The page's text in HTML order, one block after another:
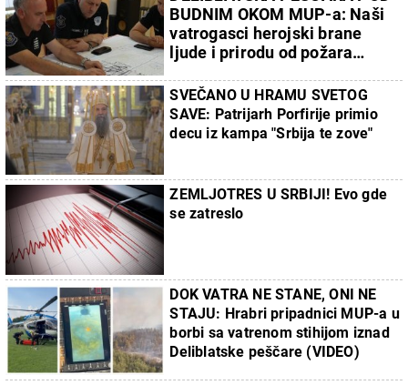
BUDNIM OKOM MUP-a: Naši
vatrogasci herojski brane
ljude i prirodu od požara
SVEČANO U HRAMU SVETOG
SAVE: Patrijarh Porfirije primio
decu iz kampa "Srbija te zove"
ZEMLJOTRES U SRBIJI! Evo gde
se zatreslo
DOK VATRA NE STANE, ONI NE
STAJU: Hrabri pripadnici MUP-a u
borbi sa vatrenom stihijom iznad
Deliblatske peščare (VIDEO)